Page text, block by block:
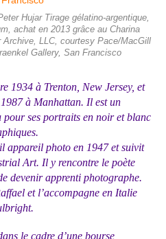
Hujar Tirage gélatino-argentique,
achat en 2013 grâce au Charina
LLC, courtesy Pace/MacGill
Gallery, San Francisco
1934 à Trenton, New Jersey, et
à Manhattan. Il est un
ses portraits en noir et blanc
appareil photo en 1947 et suivit
Art. Il y rencontre le poète
devenir apprenti photographe.
et l’accompagne en Italie
le cadre d’une bourse